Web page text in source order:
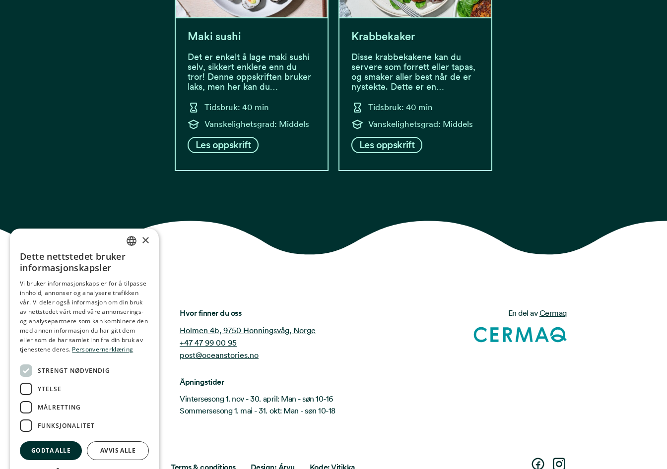
Maki sushi
Det er enkelt å lage maki sushi
selv, sikkert enklere enn du
tror! Denne oppskriften bruker
laks, men her kan du…
Tidsbruk: 40 min
Vanskelighetsgrad: Middels
Les oppskrift
Krabbekaker
Disse krabbekakene kan du
servere som forrett eller tapas,
og smaker aller best når de er
nystekte. Dette er en…
Tidsbruk: 40 min
Vanskelighetsgrad: Middels
Les oppskrift
Ocean Stories
Hvor finner du oss
Holmen 4b, 9750 Honningsvåg, Norge
+47 47 99 00 95
post@oceanstories.no
Åpningstider
Vintersesong 1. nov - 30. april: Man - søn 10-16
Sommersesong 1. mai - 31. okt: Man - søn 10-18
Terms & conditions Design: Árvu Kode:Vitikka
En del avCermaq
NORWEGIAN
GERMAN
FRENCH
SPANISH
FINNISH
×
Dette nettstedet bruker
informasjonskapsler
Vi bruker informasjonskapsler for å tilpasse
innhold, annonser og analysere trafikken
vår. Vi deler også informasjon om din bruk
av nettstedet vårt med våre annonserings-
og analysepartnere som kan kombinere den
med annen informasjon du har gitt dem
eller som de har samlet inn fra din bruk av
tjenestene deres. Personvernerklæring
STRENGT NØDVENDIG
YTELSE
MÅLRETTING
FUNKSJONALITET
GODTA ALLE AVVIS ALLE